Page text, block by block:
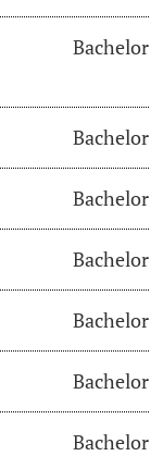
Bachelor
Bachelor
Bachelor
Bachelor
Bachelor
Bachelor
Bachelor